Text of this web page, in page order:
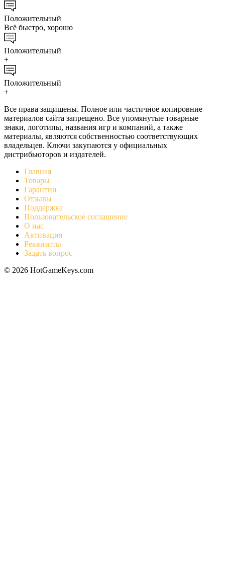
Положительный
Всё быстро, хорошо
Положительный
+
Положительный
+
Все права защищены. Полное или частичное копировние
материалов сайта запрещено. Все упомянутые товарные
знаки, логотипы, названия игр и компаний, а также
материалы, являются собственностью соответствующих
владельцев. Ключи закупаются у официальных
дистрибьюторов и издателей.
Главная
Товары
Гарантии
Отзывы
Поддержка
Пользовательское соглашение
О нас
Активация
Реквизиты
Задать вопрос
© 2026 HotGameKeys.com